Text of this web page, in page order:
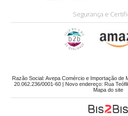
Segurança e
Razão Social: Avepa Comércio e Importação de
20.062.236/0001-60 | Novo endereço: Rua
Mapa do site